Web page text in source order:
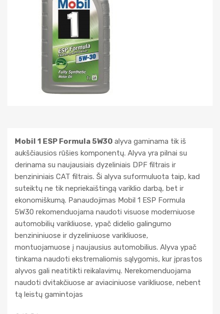
Mobil 1 ESP Formula 5W30 alyva gaminama tik iš
aukščiausios rūšies komponentų. Alyva yra pilnai su
derinama su naujausiais dyzeliniais DPF filtrais ir
benzininiais CAT filtrais. Ši alyva suformuluota taip, kad
suteiktų ne tik nepriekaištingą variklio darbą, bet ir
ekonomiškumą. Panaudojimas Mobil 1 ESP Formula
5W30 rekomenduojama naudoti visuose moderniuose
automobilių varikliuose, ypač didelio galingumo
benzininiuose ir dyzeliniuose varikliuose,
montuojamuose į naujausius automobilius. Alyva ypač
tinkama naudoti ekstremaliomis sąlygomis, kur įprastos
alyvos gali neatitikti reikalavimų. Nerekomenduojama
naudoti dvitakčiuose ar aviaciniuose varikliuose, nebent
tą leistų gamintojas